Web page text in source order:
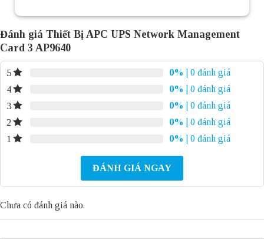
Đánh giá Thiết Bị APC UPS Network Management
Card 3 AP9640
5 0%
| 0 đánh giá
4
0%
| 0 đánh giá
3
0%
| 0 đánh giá
2
0%
| 0 đánh giá
1
0% | 0 đánh giá
ĐÁNH GIÁ NGAY
Chưa có đánh giá nào.